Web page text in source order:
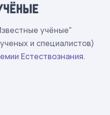
учёные"
и специалистов)
Естествознания.